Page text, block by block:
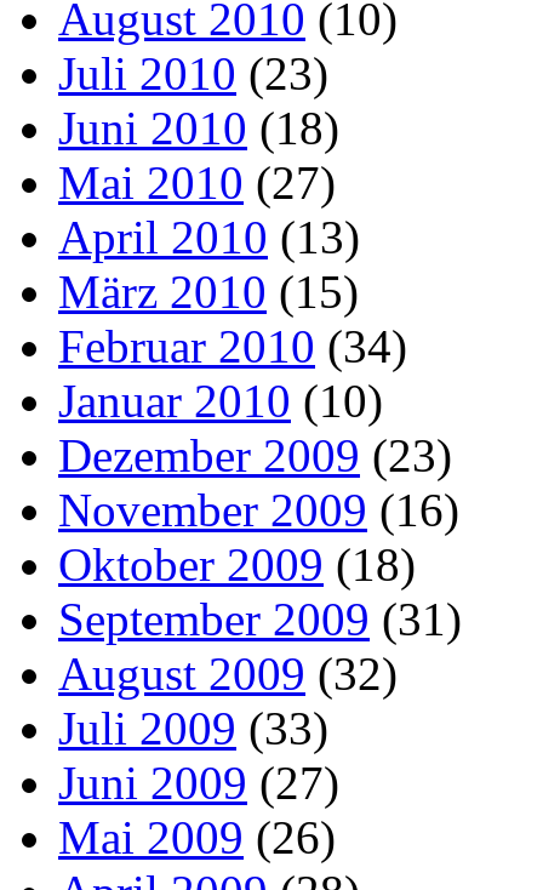
August 2010 (10)
Juli 2010 (23)
Juni 2010 (18)
Mai 2010 (27)
April 2010 (13)
März 2010 (15)
Februar 2010 (34)
Januar 2010 (10)
Dezember 2009 (23)
November 2009 (16)
Oktober 2009 (18)
September 2009 (31)
August 2009 (32)
Juli 2009 (33)
Juni 2009 (27)
Mai 2009 (26)